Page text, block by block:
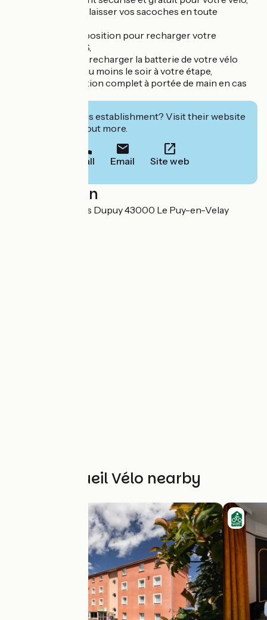
- La possibilité de laisser vos sacoches en toute
- Des prises à disposition pour recharger votre
téléphone ou GPS,
- La possibilité de recharger la batterie de votre vélo
électrique (VAE) au moins le soir à votre étape,
- Un kit de réparation complet à portée de main en cas
Interested in this establishment? Visit their website
to book or find out more.
Call Email Site web
Localisation
25 Avenue Charles Dupuy 43000 Le Puy-en-Velay
Other Accueil Vélo nearby